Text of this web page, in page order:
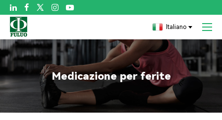

Italiano
Medicazione per ferite